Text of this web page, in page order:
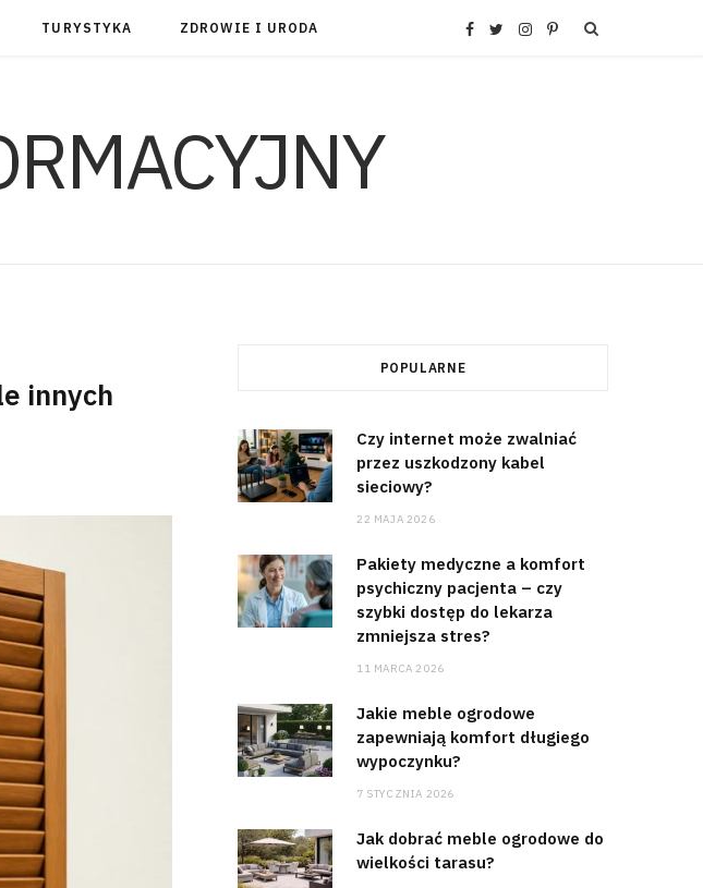
F T I P
TURYSTYKA ZDROWIE I URODA
innych
POPULARNE
Czy internet może zwalniać
przez uszkodzony kabel
sieciowy?
22 MAJA 2026
Pakiety medyczne a komfort
psychiczny pacjenta – czy
szybki dostęp do lekarza
zmniejsza stres?
11 MARCA 2026
Jakie meble ogrodowe
zapewniają komfort długiego
wypoczynku?
7 STYCZNIA 2026
Jak dobrać meble ogrodowe do
wielkości tarasu?